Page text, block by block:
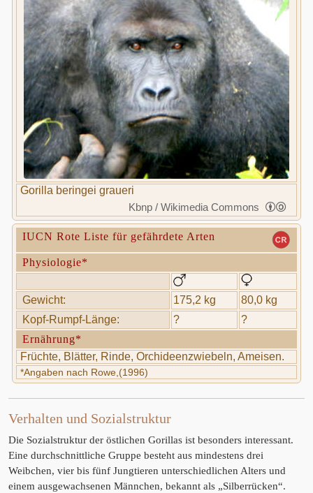
Gorilla beringei graueri
Kbnp / Wikimedia Commons
IUCN Rote Liste für gefährdete Arten
Physiologie*
Gewicht: 175,2 kg
80,0 kg
Kopf-Rumpf-Länge:
?
?
Ernährung*
Früchte, Blätter, Rinde, Orchideenzwiebeln, Ameisen.
*Angaben nach Rowe,(1996)
Verhalten und Sozialstruktur
Die Sozialstruktur der östlichen Gorillas ist besonders interessant.
Eine durchschnittliche Gruppe besteht aus mindestens drei
Weibchen, vier bis fünf Jungtieren unterschiedlichen Alters und
einem ausgewachsenen Männchen, bekannt als „Silberrücken“.